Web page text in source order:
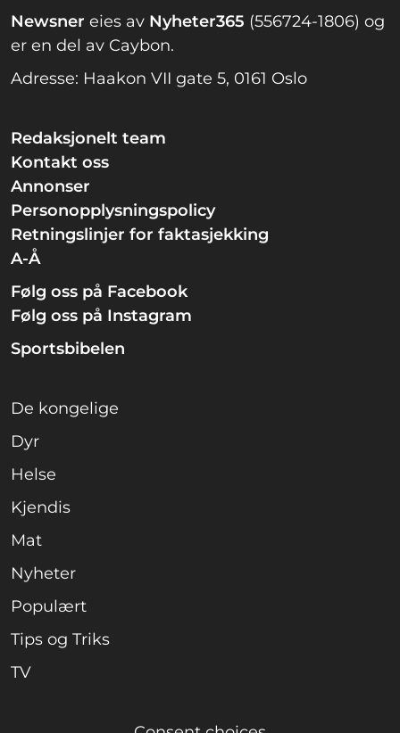
Newsner eies av Nyheter365 (556724-1806) og
er en del av Caybon.
Adresse: Haakon VII gate 5, 0161 Oslo
Redaksjonelt team
Kontakt oss
Annonser
Personopplysningspolicy
Retningslinjer for faktasjekking
A-Å
Følg oss på Facebook
Følg oss på Instagram
Sportsbibelen
De kongelige
Dyr
Helse
Kjendis
Mat
Nyheter
Populært
Tips og Triks
TV